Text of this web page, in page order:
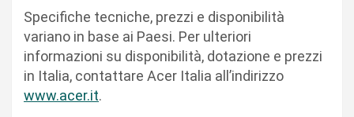
Specifiche tecniche, prezzi e disponibilità
variano in base ai Paesi. Per ulteriori
informazioni su disponibilità, dotazione e prezzi
in Italia, contattare Acer Italia all’indirizzo
www.acer.it.